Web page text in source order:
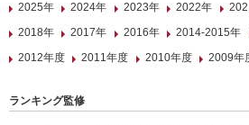
2025年
2024年 2023年 2022年
2018年
2017年 2016年 2014-2015年
2012年度
2011年度 2010年度 2009年
ランキング監修